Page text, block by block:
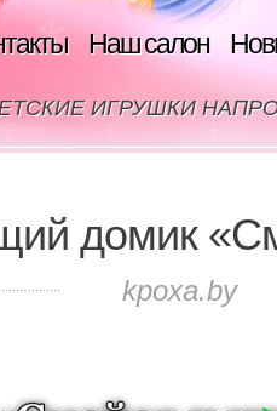
Наш салон
ИГРУШКИ
домик
kpoxa.by